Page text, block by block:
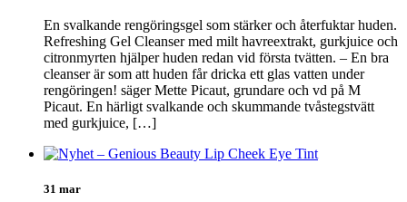
En svalkande rengöringsgel som stärker och återfuktar huden.
Refreshing Gel Cleanser med milt havreextrakt, gurkjuice och
citronmyrten hjälper huden redan vid första tvätten. – En bra
cleanser är som att huden får dricka ett glas vatten under
rengöringen! säger Mette Picaut, grundare och vd på M
Picaut. En härligt svalkande och skummande tvåstegstvätt
med gurkjuice, […]
31 mar